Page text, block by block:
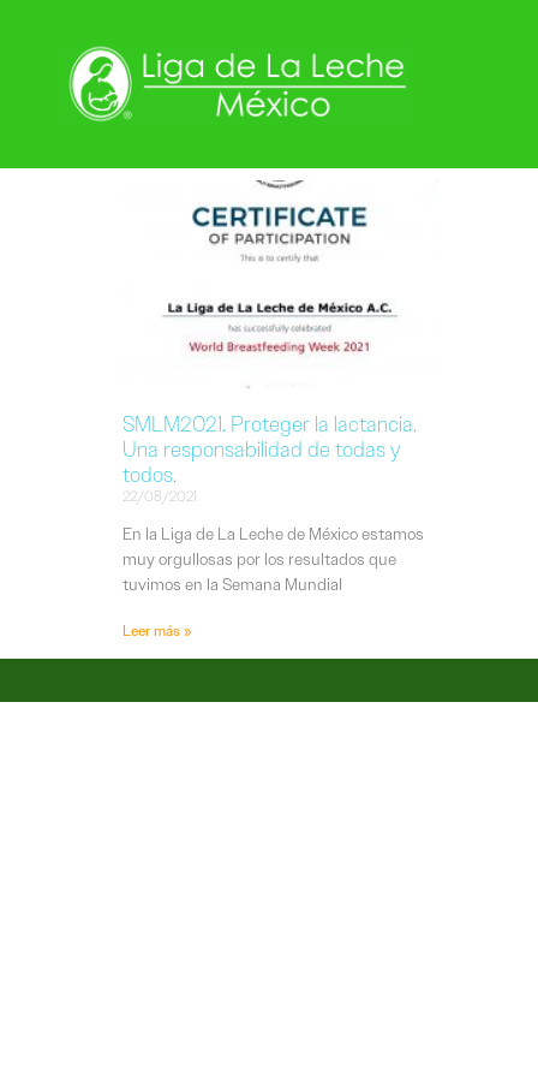
SMLM2021. Proteger la lactancia.
Una responsabilidad de todas y
todos.
22/08/2021
En la Liga de La Leche de México estamos
muy orgullosas por los resultados que
tuvimos en la Semana Mundial
Leer más »